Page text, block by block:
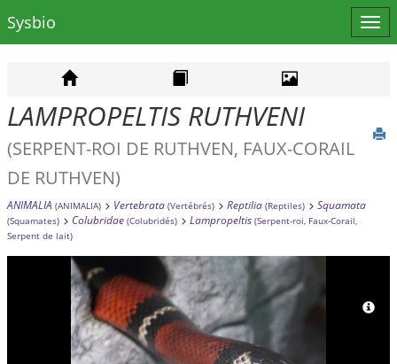
le
Sysbio
LAMPROPELTIS RUTHVENI
(SERPENT-ROI DE RUTHVEN, FAUX-CORAIL
DE RUTHVEN)
ANIMALIA (ANIMALIA) Vertebrata (Vertébrés) Reptilia (Reptiles) Squamata
(Squamates) Colubridae (Colubridés) Lampropeltis (Serpent-roi, Faux-Corail,
Serpent de lait)